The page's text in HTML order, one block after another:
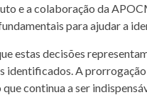
e a colaboração da
para ajudar a
estas decisões
identificados. A
continua a ser